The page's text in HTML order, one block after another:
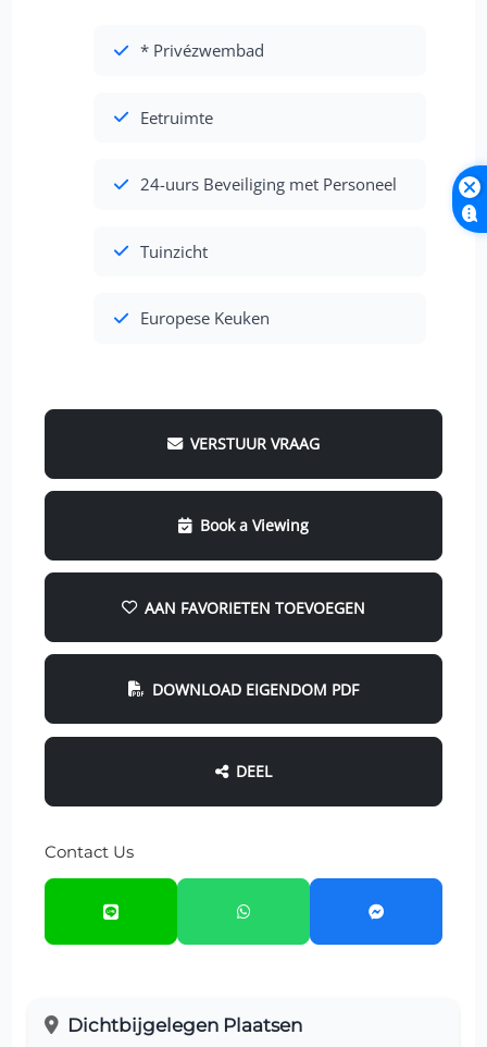
* Privézwembad
Eetruimte
24-uurs Beveiliging met Personeel
Tuinzicht
Europese Keuken
VERSTUUR VRAAG
Book a Viewing
AAN FAVORIETEN TOEVOEGEN
DOWNLOAD EIGENDOM PDF
DEEL
Contact Us
Dichtbijgelegen Plaatsen